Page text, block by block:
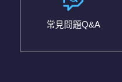
常見問題Q&A